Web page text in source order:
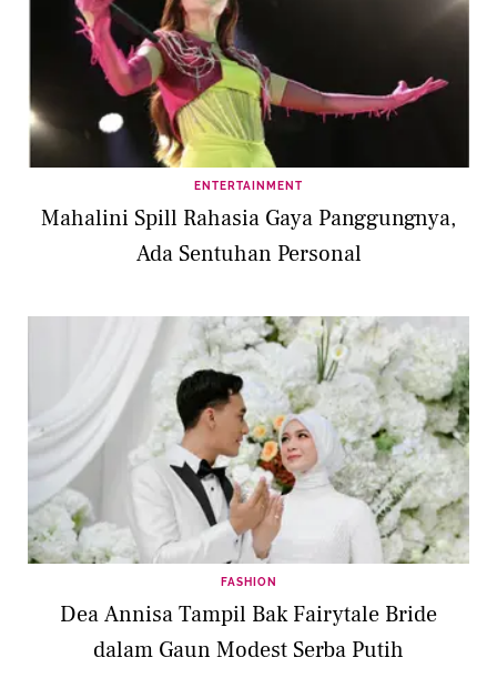
ENTERTAINMENT
Mahalini Spill Rahasia Gaya Panggungnya,
Ada Sentuhan Personal
FASHION
Dea Annisa Tampil Bak Fairytale Bride
dalam Gaun Modest Serba Putih